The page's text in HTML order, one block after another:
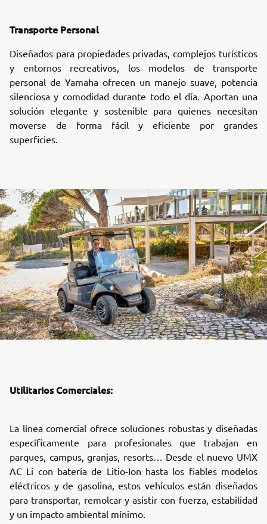
Transporte Personal
Diseñados para propiedades privadas, complejos turísticos
y entornos recreativos, los modelos de transporte
personal de Yamaha ofrecen un manejo suave, potencia
silenciosa y comodidad durante todo el día. Aportan una
solución elegante y sostenible para quienes necesitan
moverse de forma fácil y eficiente por grandes
superficies.
Utilitarios Comerciales:
La línea comercial ofrece soluciones robustas y diseñadas
específicamente para profesionales que trabajan en
parques, campus, granjas, resorts… Desde el nuevo UMX
AC Li con batería de Litio-Ion hasta los fiables modelos
eléctricos y de gasolina, estos vehículos están diseñados
para transportar, remolcar y asistir con fuerza, estabilidad
y un impacto ambiental mínimo.